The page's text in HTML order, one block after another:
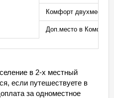
Комфорт
Доп.место в
в 2-х местный
если путешествуете в
за одноместное